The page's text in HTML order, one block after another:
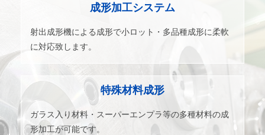
成形加工システム
射出成形機による成形で小ロット・多品種成形に柔軟
に対応致します。
特殊材料成形
ガラス入り材料・スーパーエンプラ等の多種材料の成
形加工が可能です。